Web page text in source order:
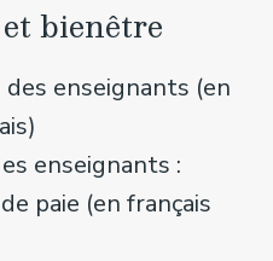
bienêtre
enseignants (en
enseignants :
paie (en français